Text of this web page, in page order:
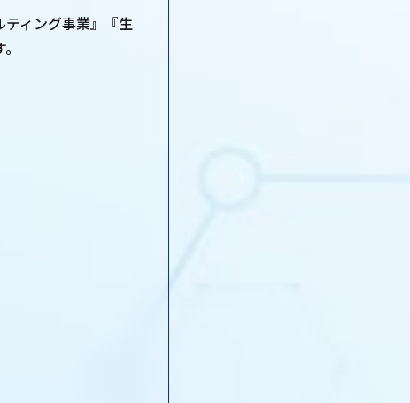
ィング事業』『生